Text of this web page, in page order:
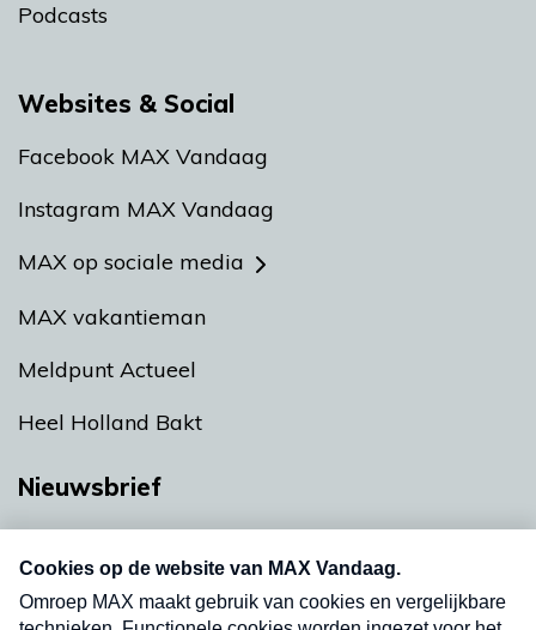
Podcasts
Websites & Social
Facebook MAX Vandaag
Instagram MAX Vandaag
MAX op sociale media
MAX vakantieman
Meldpunt Actueel
Heel Holland Bakt
Nieuwsbrief
nieuwsbrief. Elke vrijdag- en dinsdagochtend in
uw mailbox.